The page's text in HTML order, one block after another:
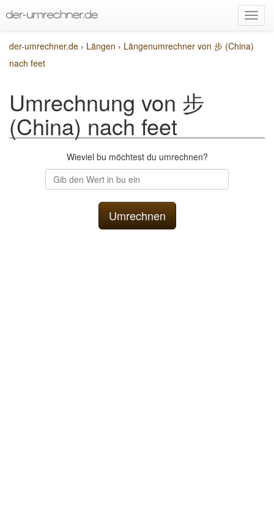
der-umrechner.de › Längen › Längenumrechner von 步 (China)
nach feet
Umrechnung von 步
(China) nach feet
Wieviel bu möchtest du umrechnen?